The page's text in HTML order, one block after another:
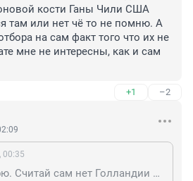
кости Ганы Чили США
там или нет чё то не помню. А
на сам факт того что их не
мне не интересны, как и сам
+1 –2
00:35
Я по факту говорю. Считай сам нет Голландии Италии Берега слоновой кости Ганы Чили США Камерун отобрался там или нет чё то не помню. А уж причины их неотбора на сам факт того что их не будет на чемпионате мне не интересны, как и сам чемпионат.